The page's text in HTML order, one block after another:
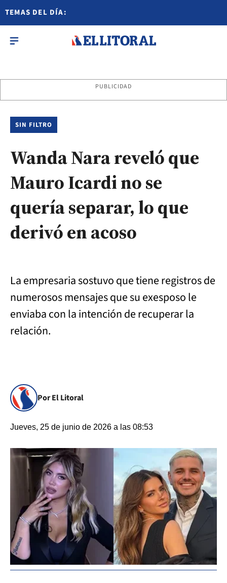
TEMAS DEL DÍA:
PUBLICIDAD
SIN FILTRO
Wanda Nara reveló que
Mauro Icardi no se
quería separar, lo que
derivó en acoso
La empresaria sostuvo que tiene registros de
numerosos mensajes que su exesposo le
enviaba con la intención de recuperar la
relación.
Por El Litoral
Jueves, 25 de junio de 2026 a las 08:53